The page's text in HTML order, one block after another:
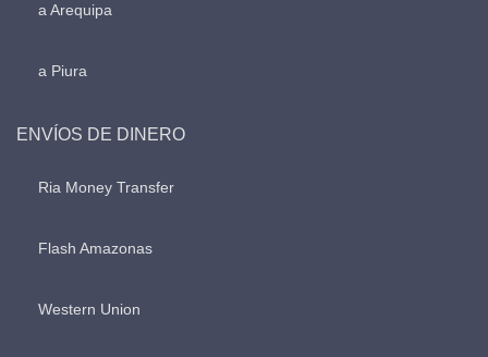
a Arequipa
a Piura
ENVÍOS DE DINERO
Ria Money Transfer
Flash Amazonas
Western Union